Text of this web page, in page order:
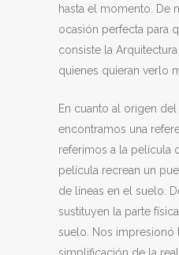
hasta el momento. De
ocasión perfecta para
consiste la
quienes quieran verlo
En cuanto al origen
encontramos una
referimos a la película
película recrean un
de líneas en el suelo.
sustituyen la parte
suelo. Nos impresionó
simplificación de la